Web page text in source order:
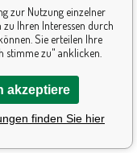
zur Nutzung einzelner
Ihren Interessen durch
Sie erteilen Ihre
stimme zu" anklicken.
akzeptiere
finden Sie hier